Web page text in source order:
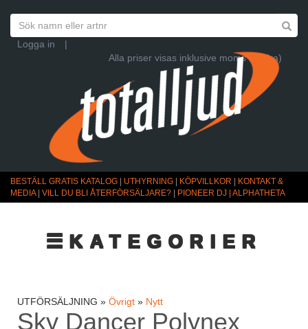
Logga in
|
Alla priser visas inklusive moms (Ändra)
BESTÄLL GRATIS KATALOG UTHYRNING KÖPVILLKOR
KONTAKT &
MEDIA| VILL DU BLI ÅTERFÖRSÄLJARE? PIONEER DJ | ALPHATHETA
☰KATEGORIER
UTFÖRSÄLJNING » Övrigt » Nytt
Sky Dancer Polynex